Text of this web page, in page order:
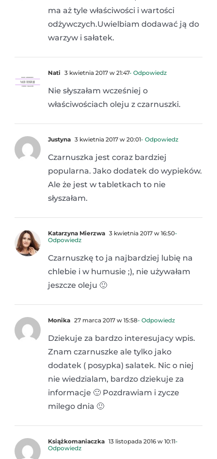
ma aż tyle właściwości i wartości
odżywczych.Uwielbiam dodawać ją do
warzyw i sałatek.
Nati 3 kwietnia 2017 w 21:47- Odpowiedz
Nie słyszałam wcześniej o
właściwościach oleju z czarnuszki.
Justyna 3 kwietnia 2017 w 20:01- Odpowiedz
Czarnuszka jest coraz bardziej
popularna. Jako dodatek do wypieków.
Ale że jest w tabletkach to nie
słyszałam.
Katarzyna Mierzwa 3 kwietnia 2017 w 16:50-
Odpowiedz
Czarnuszkę to ja najbardziej lubię na
chlebie i w humusie ;), nie używałam
jeszcze oleju 🙂
Monika 27 marca 2017 w 15:58- Odpowiedz
Dziekuje za bardzo interesujacy wpis.
Znam czarnuszke ale tylko jako
dodatek ( posypka) salatek. Nic o niej
nie wiedzialam, bardzo dziekuje za
informacje 🙂 Pozdrawiam i zycze
milego dnia 🙂
Książkomaniaczka 13 listopada 2016 w 10:11-
Odpowiedz